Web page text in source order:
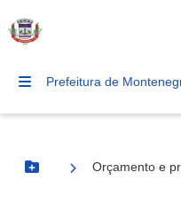
Prefeitura de
Botão Menu
Orçamento e